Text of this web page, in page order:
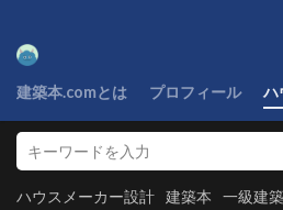
建築本.comとは プロフィール ハ
ハウスメーカー設計 建築本 一級建